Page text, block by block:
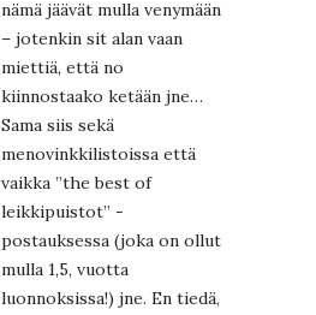
nämä jäävät mulla venymään
– jotenkin sit alan vaan
miettiä, että no
kiinnostaako ketään jne…
Sama siis sekä
menovinkkilistoissa että
vaikka ”the best of
leikkipuistot” -
postauksessa (joka on ollut
mulla 1,5, vuotta
luonnoksissa!) jne. En tiedä,